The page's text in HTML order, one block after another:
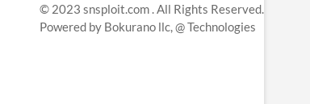
© 2023 snsploit.com . All Rights Reserved.
Powered by Bokurano llc, @ Technologies